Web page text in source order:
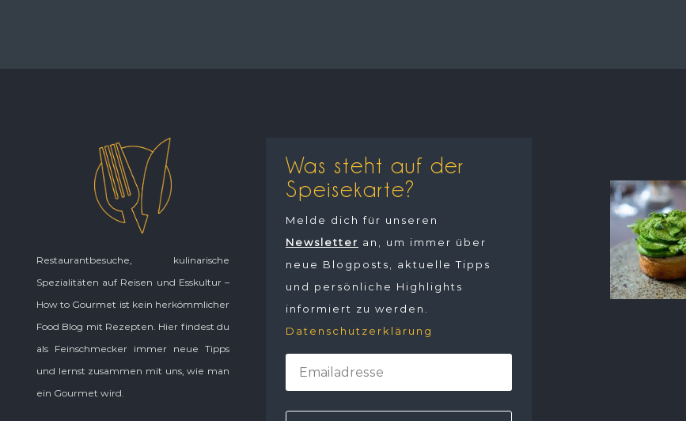
Restaurantbesuche, kulinarische
Spezialitäten auf Reisen und Esskultur –
How to Gourmet ist kein herkömmlicher
Food Blog mit Rezepten. Hier findest du
als Feinschmecker immer neue Tipps
und lernst zusammen mit uns, wie man
ein Gourmet wird.
Was steht auf der
Speisekarte?
Melde dich für unseren
Newsletter an, um immer über
neue Blogposts, aktuelle Tipps
und persönliche Highlights
informiert zu werden.
Datenschutzerklärung